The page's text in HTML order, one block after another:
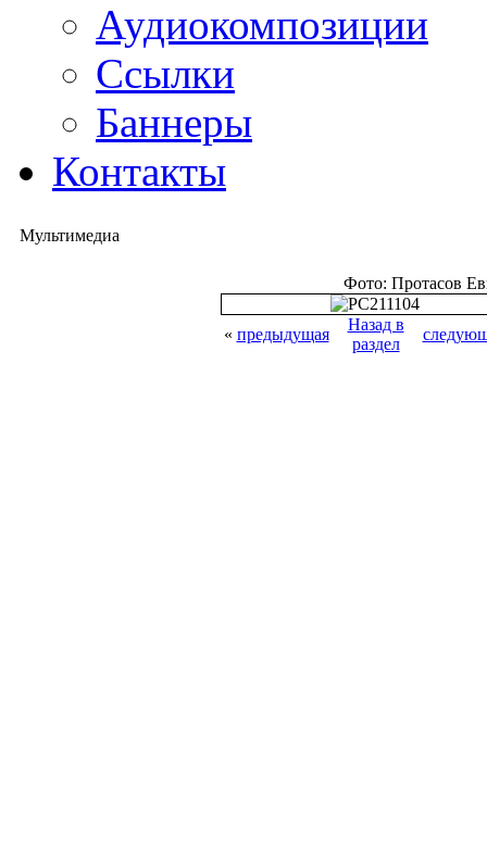
Аудиокомпозиции
Ссылки
Баннеры
Контакты
Мультимедиа
Фото: Протасов
« предыдущая
Назад в
раздел